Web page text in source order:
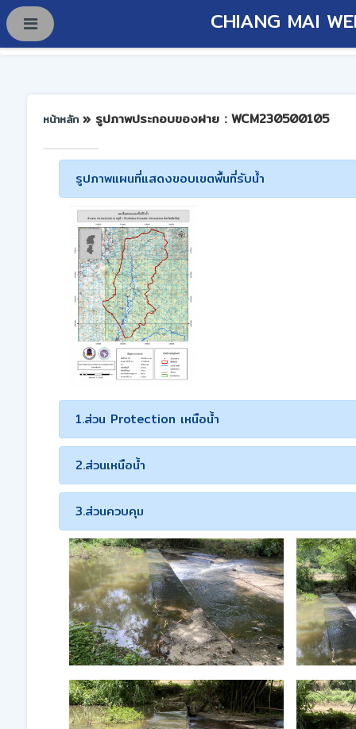
CHIANG MAI
หน้าหลัก » รูปภาพประกอบของฝาย : WCM230500105
รูปภาพแผนที่แสดงขอบเขตพื้นที่รับน้ำ
1.ส่วน Protection เหนือน้ำ
2.ส่วนเหนือน้ำ
3.ส่วนควบคุม